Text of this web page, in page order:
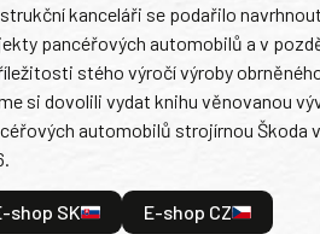
kanceláři se podařilo
pancéřových automobilů a v
stého výročí výroby
si dovolili vydat knihu věnovanou
automobilů strojírnou Škoda v
shop SK E-shop CZ